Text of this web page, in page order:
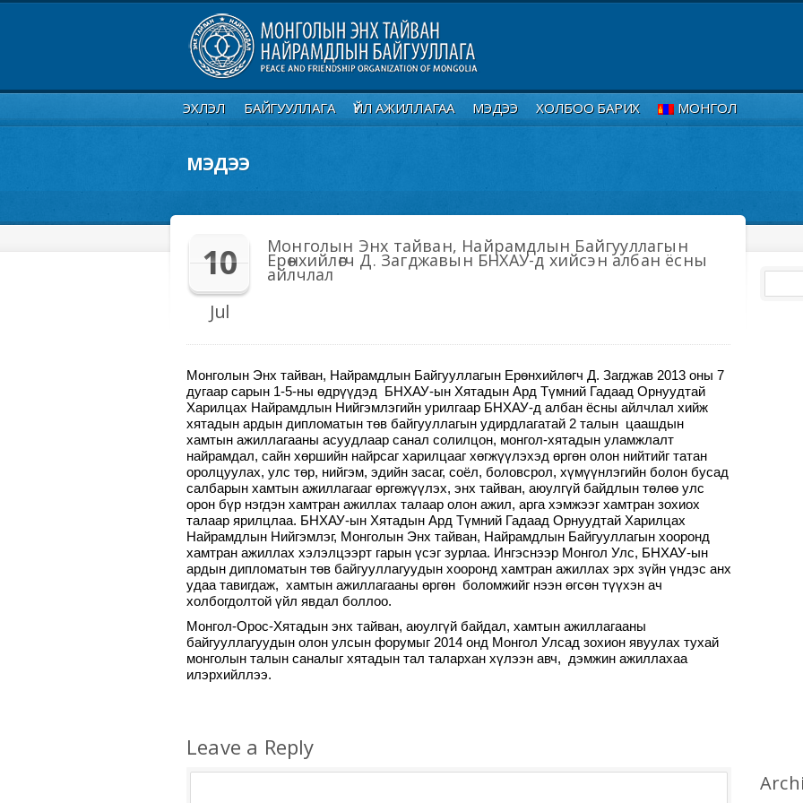
ЭХЛЭЛ БАЙГУУЛЛАГА ҮЙЛ АЖИЛЛАГАА МЭДЭЭ ХОЛБОО БАРИХ МОНГОЛ
МЭДЭЭ
10
Jul
Монголын Энх тайван, Найрамдлын Байгууллагын
Ерөнхийлөгч Д. Загджавын БНХАУ-д хийсэн албан ёсны
айлчлал
Монголын Энх тайван, Найрамдлын Байгууллагын Ерөнхийлөгч Д. Загджав 2013 оны 7
дугаар сарын 1-5-ны өдрүүдэд БНХАУ-ын Хятадын Ард Түмний Гадаад Орнуудтай
Харилцах Найрамдлын Нийгэмлэгийн урилгаар БНХАУ-д албан ёсны айлчлал хийж
хятадын ардын дипломатын төв байгууллагын удирдлагатай 2 талын цаашдын
хамтын ажиллагааны асуудлаар санал солилцон, монгол-хятадын уламжлалт
найрамдал, сайн хөршийн найрсаг харилцааг хөгжүүлэхэд өргөн олон нийтийг татан
оролцуулах, улс төр, нийгэм, эдийн засаг, соёл, боловсрол, хүмүүнлэгийн болон бусад
салбарын хамтын ажиллагааг өргөжүүлэх, энх тайван, аюулгүй байдлын төлөө улс
орон бүр нэгдэн хамтран ажиллах талаар олон ажил, арга хэмжээг хамтран зохиох
талаар ярилцлаа. БНХАУ-ын Хятадын Ард Түмний Гадаад Орнуудтай Харилцах
Найрамдлын Нийгэмлэг, Монголын Энх тайван, Найрамдлын Байгууллагын хооронд
хамтран ажиллах хэлэлцээрт гарын үсэг зурлаа. Ингэснээр Монгол Улс, БНХАУ-ын
ардын дипломатын төв байгууллагуудын хооронд хамтран ажиллах эрх зүйн үндэс анх
удаа тавигдаж, хамтын ажиллагааны өргөн боломжийг нээн өгсөн түүхэн ач
холбогдолтой үйл явдал боллоо.
Монгол-Орос-Хятадын энх тайван, аюулгүй байдал, хамтын ажиллагааны
байгууллагуудын олон улсын форумыг 2014 онд Монгол Улсад зохион явуулах тухай
монголын талын саналыг хятадын тал талархан хүлээн авч, дэмжин ажиллахаа
илэрхийллээ.
Leave a Reply